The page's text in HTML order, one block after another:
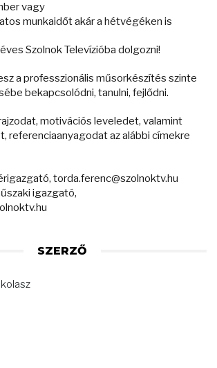
vagy
munkaidőt akár a hétvégéken is
Szolnok Televízióba dolgozni!
a professzionális műsorkészítés szinte
bekapcsolódni, tanulni, fejlődni.
motivációs leveledet, valamint
referenciaanyagodat az alábbi címekre
torda.ferenc@szolnoktv.hu
igazgató,
SZERZŐ